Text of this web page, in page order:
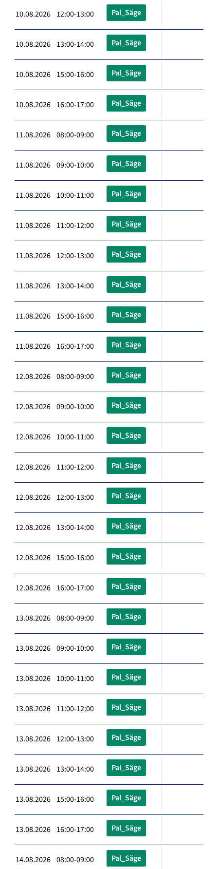
10.08.2026 12:00-13:00 Pal_Säge
10.08.2026 13:00-14:00 Pal_Säge
10.08.2026 15:00-16:00 Pal_Säge
10.08.2026 16:00-17:00 Pal_Säge
11.08.2026 08:00-09:00 Pal_Säge
11.08.2026 09:00-10:00 Pal_Säge
11.08.2026 10:00-11:00 Pal_Säge
11.08.2026 11:00-12:00 Pal_Säge
11.08.2026 12:00-13:00 Pal_Säge
11.08.2026 13:00-14:00 Pal_Säge
11.08.2026 15:00-16:00 Pal_Säge
11.08.2026 16:00-17:00 Pal_Säge
12.08.2026 08:00-09:00 Pal_Säge
12.08.2026 09:00-10:00 Pal_Säge
12.08.2026 10:00-11:00 Pal_Säge
12.08.2026 11:00-12:00 Pal_Säge
12.08.2026 12:00-13:00 Pal_Säge
12.08.2026 13:00-14:00 Pal_Säge
12.08.2026 15:00-16:00 Pal_Säge
12.08.2026 16:00-17:00 Pal_Säge
13.08.2026 08:00-09:00 Pal_Säge
13.08.2026 09:00-10:00 Pal_Säge
13.08.2026 10:00-11:00 Pal_Säge
13.08.2026 11:00-12:00 Pal_Säge
13.08.2026 12:00-13:00 Pal_Säge
13.08.2026 13:00-14:00 Pal_Säge
13.08.2026 15:00-16:00 Pal_Säge
13.08.2026 16:00-17:00 Pal_Säge
14.08.2026 08:00-09:00 Pal_Säge